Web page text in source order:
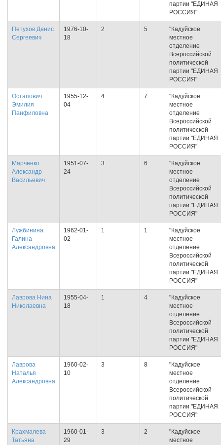
партии "ЕДИНАЯ
РОССИЯ"
Петухов Денис
Сергеевич
1976-10-
18
2 5
"Кадуйское
местное
отделение
Всероссийской
политической
партии "ЕДИНАЯ
РОССИЯ"
Остапович
Эмилия
Панфиловна
1955-12-
04
4 7
"Кадуйское
местное
отделение
Всероссийской
политической
партии "ЕДИНАЯ
РОССИЯ"
Марченко
Александр
Васильевич
1951-07-
24
3 6
"Кадуйское
местное
отделение
Всероссийской
политической
партии "ЕДИНАЯ
РОССИЯ"
Лужбинина
Галина
Александровна
1962-01-
02
1 1
"Кадуйское
местное
отделение
Всероссийской
политической
партии "ЕДИНАЯ
РОССИЯ"
Лаврова Нина
Николаевна
1955-04-
18
1 4
"Кадуйское
местное
отделение
Всероссийской
политической
партии "ЕДИНАЯ
РОССИЯ"
Лаврова
Наталья
Александровна
1960-02-
10
3 8
"Кадуйское
местное
отделение
Всероссийской
политической
партии "ЕДИНАЯ
РОССИЯ"
Крахмалева
Татьяна
1960-01-
29
3 2
"Кадуйское
местное